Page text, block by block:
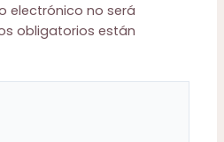
electrónico no será
obligatorios están